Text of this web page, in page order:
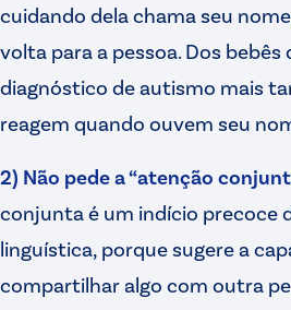
cuidando dela chama seu
volta para a pessoa. Dos bebês
diagnóstico de autismo mais
reagem quando ouvem seu
2) Não pede a “atenção
conjunta é um indício precoce
linguística, porque sugere a
compartilhar algo com outra